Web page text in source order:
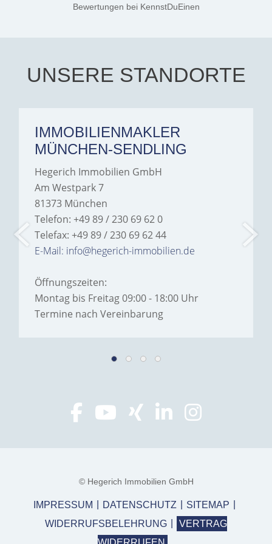
Jamrowâ€”she was
exceptionally professional,
Hegerich Immobilien to
anyone looking for a home.
Bewertungen bei KennstDuEinen
UNSERE STANDORTE
IMMOBILIENMAKLER
MÜNCHEN-SENDLING
Hegerich Immobilien GmbH
Am Westpark 7
81373 München
Telefon: +49 89 / 230 69 62 0
Telefax: +49 89 / 230 69 62 44
E-Mail: info@hegerich-immobilien.de
Öffnungszeiten:
Montag bis Freitag 09:00 - 18:00 Uhr
Termine nach Vereinbarung
© Hegerich Immobilien GmbH
IMPRESSUM DATENSCHUTZ
SITEMAP
WIDERRUFSBELEHRUNG
VERTRAG